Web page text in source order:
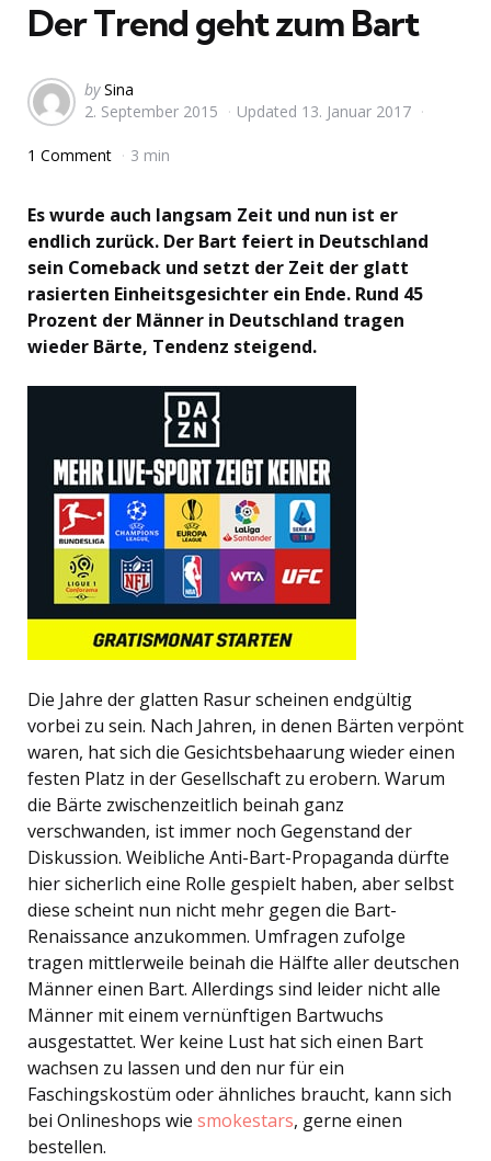
Der Trend geht zum Bart
Posted
by
by Sina
2. September 2015
Updated 13. Januar 2017
1 Comment 3 min
Es wurde auch langsam Zeit und nun ist er
endlich zurück. Der Bart feiert in Deutschland
sein Comeback und setzt der Zeit der glatt
rasierten Einheitsgesichter ein Ende. Rund 45
Prozent der Männer in Deutschland tragen
wieder Bärte, Tendenz steigend.
Die Jahre der glatten Rasur scheinen endgültig
vorbei zu sein. Nach Jahren, in denen Bärten verpönt
waren, hat sich die Gesichtsbehaarung wieder einen
festen Platz in der Gesellschaft zu erobern. Warum
die Bärte zwischenzeitlich beinah ganz
verschwanden, ist immer noch Gegenstand der
Diskussion. Weibliche Anti-Bart-Propaganda dürfte
hier sicherlich eine Rolle gespielt haben, aber selbst
diese scheint nun nicht mehr gegen die Bart-
Renaissance anzukommen. Umfragen zufolge
tragen mittlerweile beinah die Hälfte aller deutschen
Männer einen Bart. Allerdings sind leider nicht alle
Männer mit einem vernünftigen Bartwuchs
ausgestattet. Wer keine Lust hat sich einen Bart
wachsen zu lassen und den nur für ein
Faschingskostüm oder ähnliches braucht, kann sich
bei Onlineshops wie smokestars, gerne einen
bestellen.